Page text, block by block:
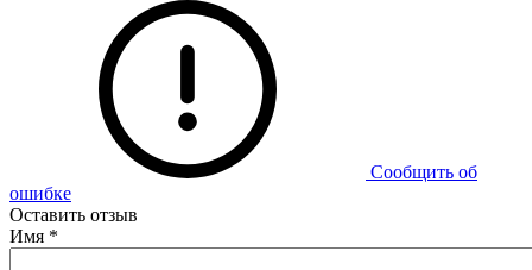
Сообщить об
ошибке
Оставить отзыв
Имя *